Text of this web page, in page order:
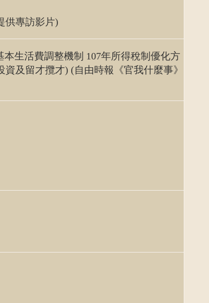
供專訪影片)
生活費調整機制 107年所得稅制優化方
及留才攬才) (自由時報《官我什麼事》